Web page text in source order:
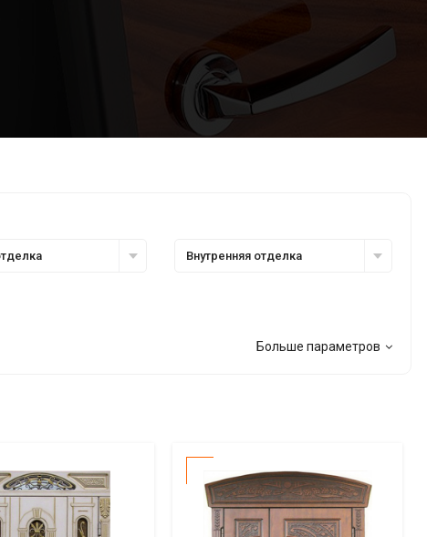
Внутренняя отделка
Больше параметров